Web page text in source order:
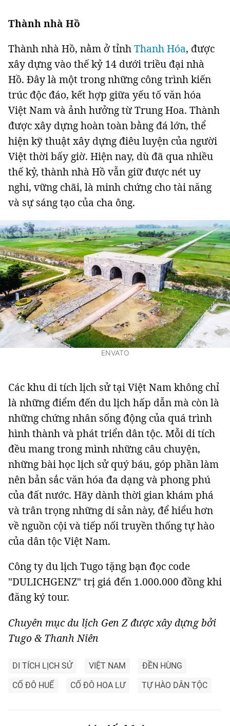
Thành nhà Hồ
Thành nhà Hồ, nằm ở tỉnhThanh Hóa, được
xây dựng vào thế kỷ 14 dưới triều đại nhà
Hồ. Đây là một trong những công trình kiến
trúc độc đáo, kết hợp giữa yếu tố văn hóa
Việt Nam và ảnh hưởng từ Trung Hoa. Thành
được xây dựng hoàn toàn bằng đá lớn, thể
hiện kỹ thuật xây dựng điêu luyện của người
Việt thời bấy giờ. Hiện nay, dù đã qua nhiều
thế kỷ, thành nhà Hồ vẫn giữ được nét uy
nghi, vững chãi, là minh chứng cho tài năng
và sự sáng tạo của cha ông.
ENVATO
Các khu di tích lịch sử tại Việt Nam không chỉ
là những điểm đến du lịch hấp dẫn mà còn là
những chứng nhân sống động của quá trình
hình thành và phát triển dân tộc. Mỗi di tích
đều mang trong mình những câu chuyện,
những bài học lịch sử quý báu, góp phần làm
nên bản sắc văn hóa đa dạng và phong phú
của đất nước. Hãy dành thời gian khám phá
và trân trọng những di sản này, để hiểu hơn
về nguồn cội và tiếp nối truyền thống tự hào
của dân tộc Việt Nam.
Công ty du lịch Tugo tặng bạn đọc code
"DULICHGENZ" trị giá đến 1.000.000 đồng khi
đăng ký tour.
Chuyên mục du lịch Gen Z được xây dựng bởi
Tugo & Thanh Niên
DI TÍCH LỊCH SỬ VIỆT NAM
ĐỀN HÙNG
CỐ ĐÔ HUẾ
CỐ ĐÔ HOA LƯ TỰ HÀO DÂN TỘC